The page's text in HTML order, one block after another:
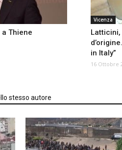
Thiene
Vicenza
Latticini,
in Italy”
16 Ottobre
stesso autore